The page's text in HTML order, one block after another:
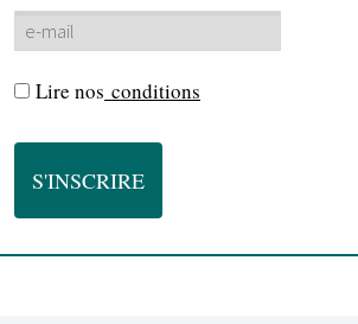
Lire nos conditions